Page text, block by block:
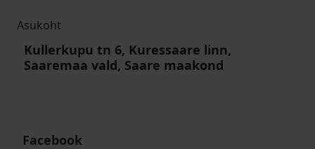
Asukoht
Kullerkupu tn 6, Kuressaare linn,
Saaremaa vald, Saare maakond
Facebook